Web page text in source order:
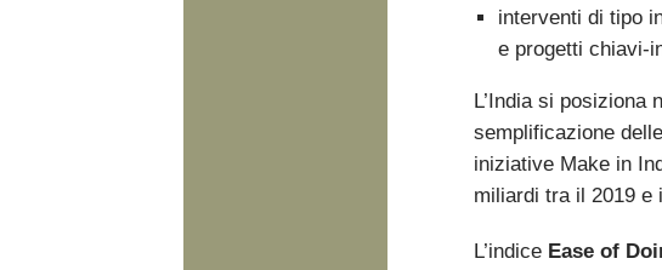
interventi di tipo
e progetti chiavi-
L’India si posiziona
semplificazione
iniziative Make in
miliardi tra il 2019 e
L’indice Ease of